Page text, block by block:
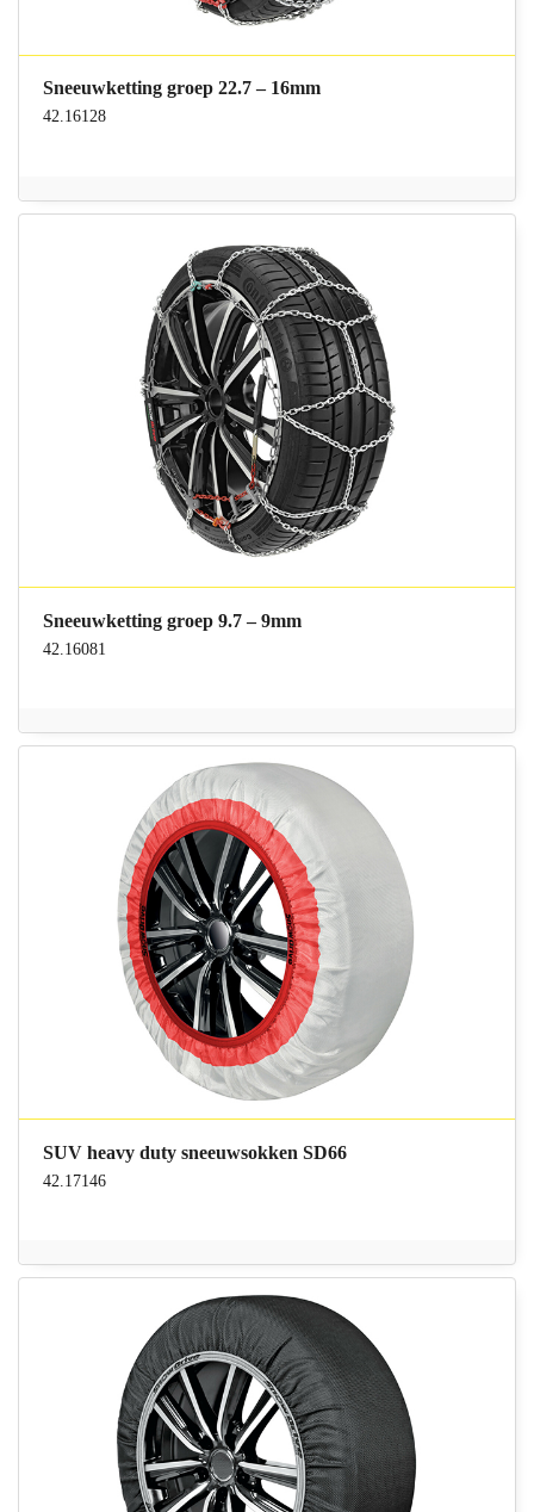
Sneeuwketting groep 22.7 – 16mm
42.16128
Sneeuwketting groep 9.7 – 9mm
42.16081
SUV heavy duty sneeuwsokken SD66
42.17146